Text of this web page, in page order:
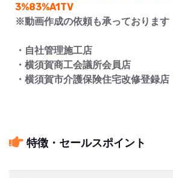
3%83%A1TV
※動画作成の依頼も承っております
・自社管理施工店
・横須賀商工会議所会員店
・横須賀市介護保険住宅改修登録店
特徴・セールスポイント